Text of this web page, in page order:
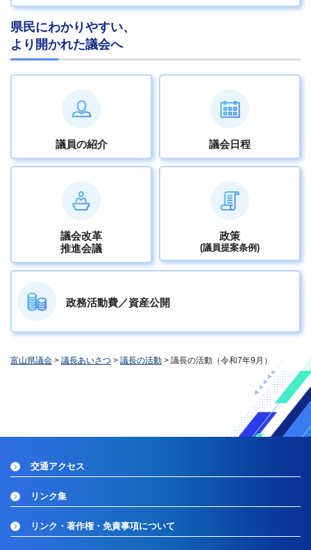
県民にわかりやすい、
より開かれた議会へ
議員の紹介 議会日程
議会改革
推進会議
政策
(議員提案条例)
政務活動費／資産公開
富山県議会 > 議長あいさつ > 議長の活動 > 議長の活動（令和7年9月）
交通アクセス
リンク集
リンク・著作権・免責事項について